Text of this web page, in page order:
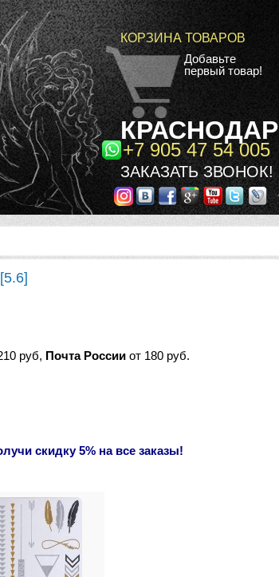
КОРЗИНА ТОВАРОВ
Добавьте
первый товар!
КРАСНОДАР
+7 905 47 54 005
ЗАКАЗАТЬ ЗВОНОК!
руб, Почта России от 180 руб.
скидку 5% на все заказы!